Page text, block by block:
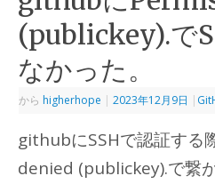
(publickey).で
なかった。
から higherhope | 2023年12月9日 |
githubにSSHで認証する
denied (publickey).で繋